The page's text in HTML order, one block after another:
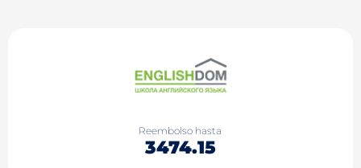
Reembolso hasta
3474.15